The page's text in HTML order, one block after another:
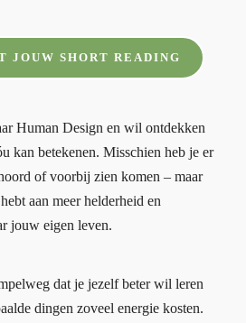
JOUW SHORT READING
Human Design en wil ontdekken
kan betekenen. Misschien heb je er
of voorbij zien komen – maar
aan meer helderheid en
jouw eigen leven.
dat je jezelf beter wil leren
dingen zoveel energie kosten.